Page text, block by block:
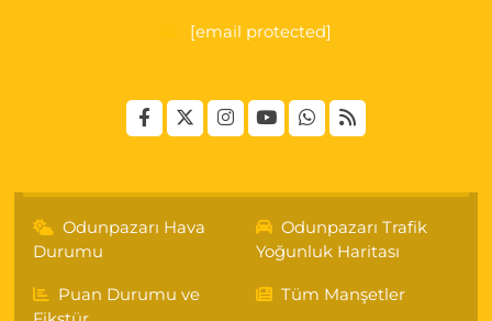
[email protected]
Odunpazarı Hava
Durumu
Odunpazarı Trafik
Yoğunluk Haritası
Puan Durumu ve
Tüm Manşetler